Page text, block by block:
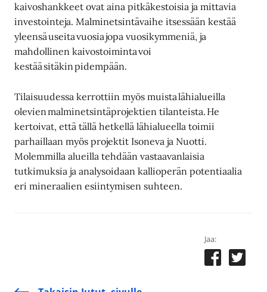
kaivoshankkeet ovat aina pitkäkestoisia ja mittavia
investointeja. Malminetsintävaihe itsessään kestää
yleensä useita vuosia jopa vuosikymmeniä, ja
mahdollinen kaivostoiminta voi
kestää sitäkin pidempään.
Tilaisuudessa kerrottiin myös muista lähialueilla
olevien malminetsintäprojektien tilanteista. He
kertoivat, että tällä hetkellä lähialueella toimii
parhaillaan myös projektit Isoneva ja Nuotti.
Molemmilla alueilla tehdään vastaavanlaisia
tutkimuksia ja analysoidaan kallioperän potentiaalia
eri mineraalien esiintymisen suhteen.
Jaa: